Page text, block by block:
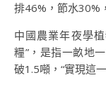
排46%，節水30%
中國農業年夜學
糧”，是指一畝地
破1.5噸，“實現這